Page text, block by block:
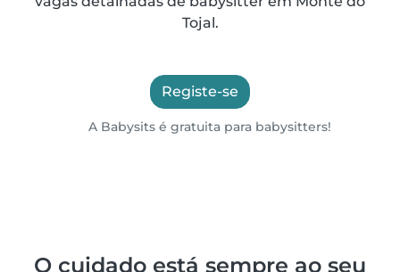
Tojal.
Registe-se
A Babysits é gratuita para babysitters!
O cuidado está sempre ao seu